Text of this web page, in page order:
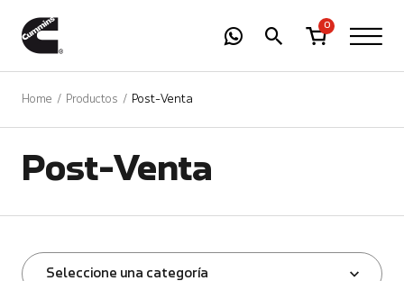
0
Home Productos Post-Venta
Post-Venta
Seleccione una categoría